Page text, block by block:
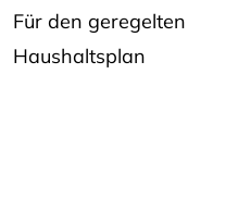
Für den geregelten
Haushaltsplan